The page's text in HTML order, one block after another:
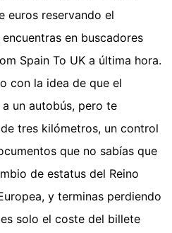
euros reservando el
en buscadores
Spain To UK a última hora.
con la idea de que el
un autobús, pero te
tres kilómetros, un control
que no sabías que
de estatus del Reino
y terminas perdiendo
solo el coste del billete